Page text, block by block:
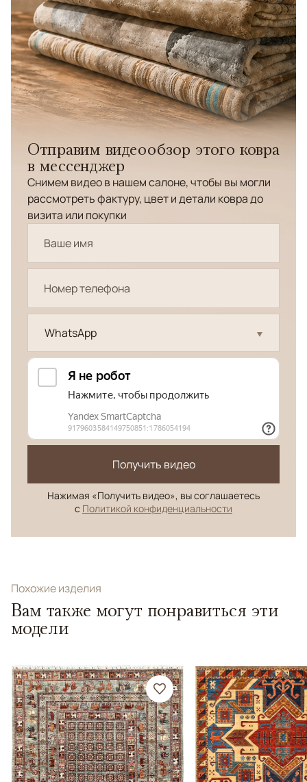
Отправим видеообзор этого ковра
в мессенджер
Снимем видео в нашем салоне, чтобы вы могли
рассмотреть фактуру, цвет и детали ковра до
визита или покупки
WhatsApp
Получить видео
Нажимая «Получить видео», вы соглашаетесь
с Политикой конфиденциальности
Похожие изделия
Вам также могут понравиться эти
модели